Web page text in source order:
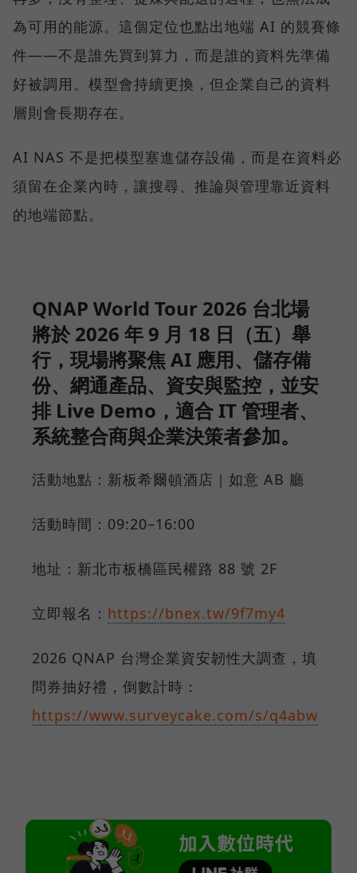
為可用的能源。這個定位也點出地端 AI 的競賽條
件——不是誰先買到算力，而是誰的資料先準備
好被調用。模型會持續更換，但企業自己的資料
層則會長期存在。
AI NAS 不是把模型塞進儲存設備，而是在資料必
須留在企業內時，讓搜尋、推論與管理靠近資料
的地端節點。
QNAP World Tour 2026 台北場
將於 2026 年 9 月 18 日（五）舉
行，現場將聚焦 AI 應用、儲存備
份、網通產品、資安與監控，並安
排 Live Demo，適合 IT 管理者、
系統整合商與企業決策者參加。
活動地點：新板希爾頓酒店｜如意 AB 廳
活動時間：09:20–16:00
地址：新北市板橋區民權路 88 號 2F
立即報名： https://bnex.tw/9f7my4
2026 QNAP 台灣企業資安韌性大調查，填
問券抽好禮，倒數計時：
https://www.surveycake.com/s/q4abw